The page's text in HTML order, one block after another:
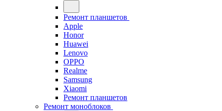
Ремонт планшетов
Apple
Honor
Huawei
Lenovo
OPPO
Realme
Samsung
Xiaomi
Ремонт планшетов
Ремонт моноблоков